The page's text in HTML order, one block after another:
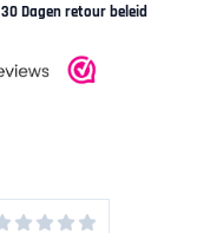
30 Dagen retour beleid